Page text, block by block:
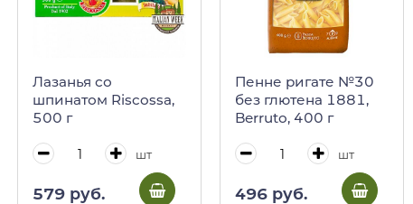
Лазанья со
шпинатом Riscossa,
500 г
шт
579 руб.
Пенне ригате №30
без глютена 1881,
Berruto, 400 г
шт
496 руб.